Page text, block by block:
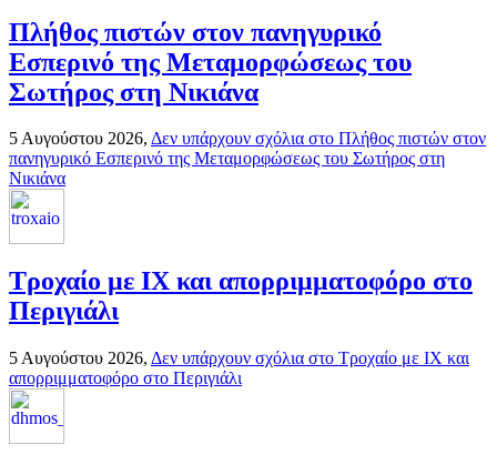
Πλήθος πιστών στον πανηγυρικό
Εσπερινό της Μεταμορφώσεως του
Σωτήρος στη Νικιάνα
5 Αυγούστου 2026, Δεν υπάρχουν σχόλια στο Πλήθος πιστών στον
πανηγυρικό Εσπερινό της Μεταμορφώσεως του Σωτήρος στη
Νικιάνα
Τροχαίο με ΙΧ και απορριμματοφόρο στο
Περιγιάλι
5 Αυγούστου 2026, Δεν υπάρχουν σχόλια στο Τροχαίο με ΙΧ και
απορριμματοφόρο στο Περιγιάλι